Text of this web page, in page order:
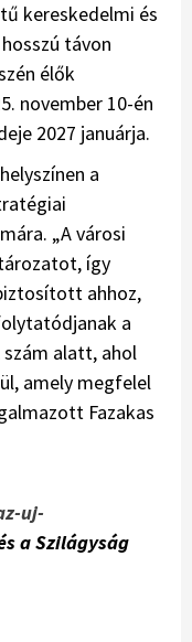
kereskedelmi és
távon
élők
november 10-én
2027 januárja.
a
„A városi
így
ahhoz,
a
szám alatt, ahol
amely megfelel
Fazakas
uj-
a Szilágyság